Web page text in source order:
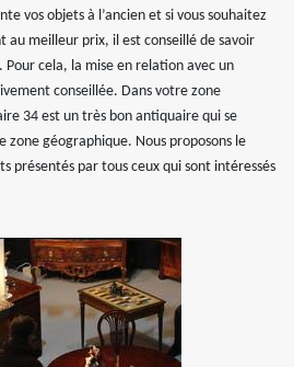
vos objets à l’ancien et si vous souhaitez
au meilleur prix, il est conseillé de savoir
Pour cela, la mise en relation avec un
conseillée. Dans votre zone
34 est un très bon antiquaire qui se
géographique. Nous proposons le
présentés par tous ceux qui sont intéressés